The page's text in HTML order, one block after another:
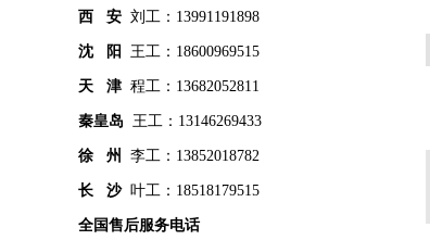
西 安 刘工：13991191898
沈 阳 王工：18600969515
天 津 程工：13682052811
秦皇岛 王工：13146269433
徐 州 李工：13852018782
长 沙叶工：18518179515
全国售后服务电话